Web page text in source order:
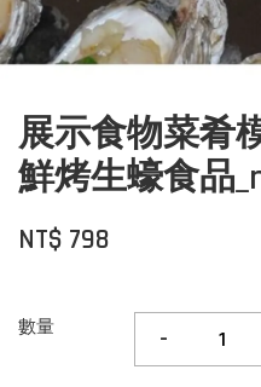
展示食物菜肴
鮮烤生蠔食品
NT$ 798
數量 -